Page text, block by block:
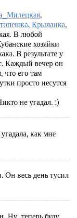
,
, Крыланка,
В любой
хозяйки
В результате у
Каждый вечер он
что его там
просто несутся
не угадал. :)
как мне
Он весь день тусил